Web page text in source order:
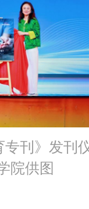
专刊》发刊
院供图